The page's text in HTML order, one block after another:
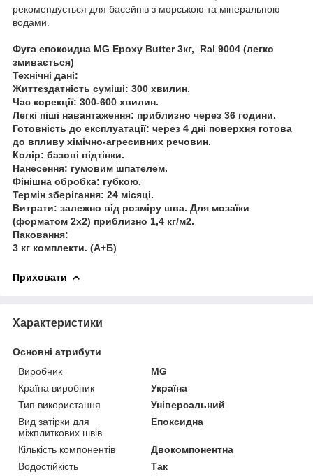
рекомендується для басейнів з морською та мінеральною
водами.
Фуга епоксидна MG Epoxy Butter 3кг, Ral 9004 (легко
змивається)
Технічні дані:
Життєздатність суміші: 300 хвилин.
Час корекції: 300-600 хвилин.
Легкі піші навантаження: приблизно через 36 години.
Готовність до експлуатації: через 4 дні поверхня готова
до впливу хімічно-агресивних речовин.
Колір: базові відтінки.
Нанесення: гумовим шпателем.
Фінішна обробка: губкою.
Термін зберігання: 24 місяці.
Витрати: залежно від розміру шва. Для мозаїки
(форматом 2х2) приблизно 1,4 кг/м2.
Паковання:
3 кг комплекти. (А+Б)
Приховати
Характеристики
Основні атрибути
Виробник
MG
Країна виробник
Україна
Тип використання
Універсальний
Вид затірки для
міжплиткових швів
Епоксидна
Кількість компонентів
Двокомпонентна
Водостійкість
Так